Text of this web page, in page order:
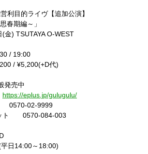
利目的ライヴ【追加公演】
春期編～」
(金) TSUTAYA O-WEST
/ 19:00
/ ¥5,200(+D代)
発売中
https://eplus.jp/gulugulu/
0570-02-9999
ット 0570-084-003
平日14:00～ 18:00)